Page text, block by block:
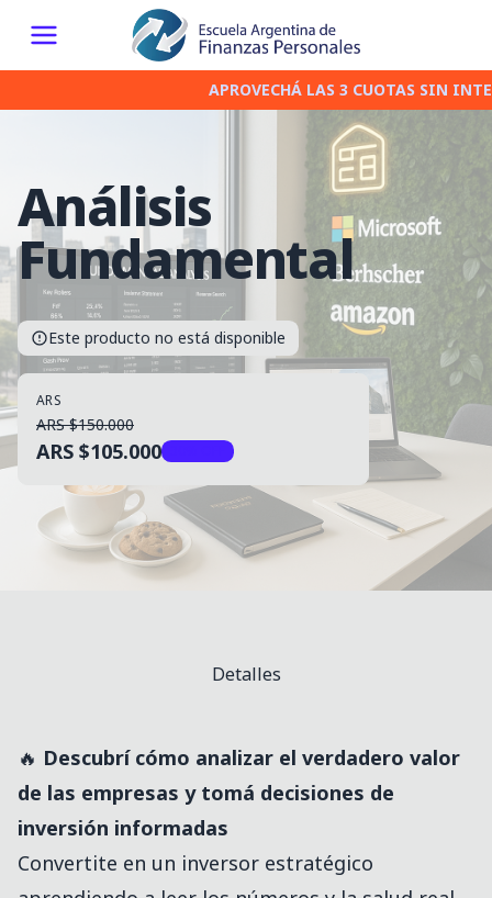
APROVECHÁ LAS 3 CUOTAS SIN
Análisis
Fundamental
Este producto no está disponible
ARS
ARS $150.000
ARS $105.000
Detalles
🔥 Descubrí cómo analizar el verdadero valor
de las empresas y tomá decisiones de
inversión informadas
Convertite en un inversor estratégico